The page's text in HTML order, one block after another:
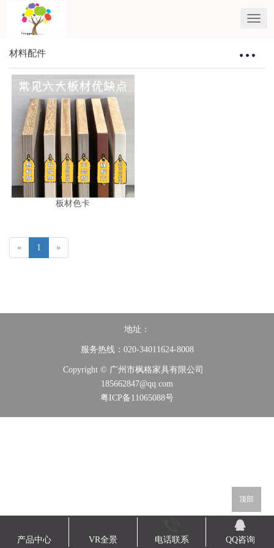
材料配件
板材色卡
« 1 »
地址：
服务热线：020-34011624-8008
Copyright © 广州市枫格家具有限公司
185662847@qq.com
粤ICP备11065088号
产品中心 VR全景 电话联系 QQ咨询
顶部